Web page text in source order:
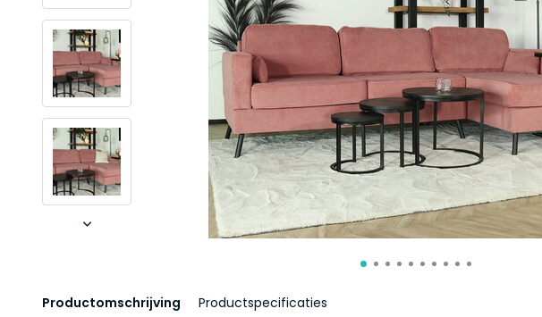
Productomschrijving Productspecificaties